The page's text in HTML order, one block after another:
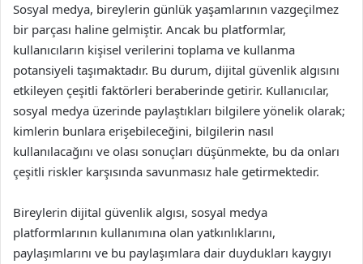
Sosyal medya, bireylerin günlük yaşamlarının vazgeçilmez
bir parçası haline gelmiştir. Ancak bu platformlar,
kullanıcıların kişisel verilerini toplama ve kullanma
potansiyeli taşımaktadır. Bu durum, dijital güvenlik algısını
etkileyen çeşitli faktörleri beraberinde getirir. Kullanıcılar,
sosyal medya üzerinde paylaştıkları bilgilere yönelik olarak;
kimlerin bunlara erişebileceğini, bilgilerin nasıl
kullanılacağını ve olası sonuçları düşünmekte, bu da onları
çeşitli riskler karşısında savunmasız hale getirmektedir.
Bireylerin dijital güvenlik algısı, sosyal medya
platformlarının kullanımına olan yatkınlıklarını,
paylaşımlarını ve bu paylaşımlara dair duydukları kaygıyı